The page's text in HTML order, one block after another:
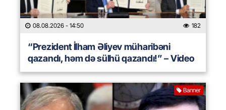
08.08.2026 - 14:50 182
“Prezident İlham Əliyev müharibəni
qazandı, həm də sülhü qazandı!” – Video
Banner